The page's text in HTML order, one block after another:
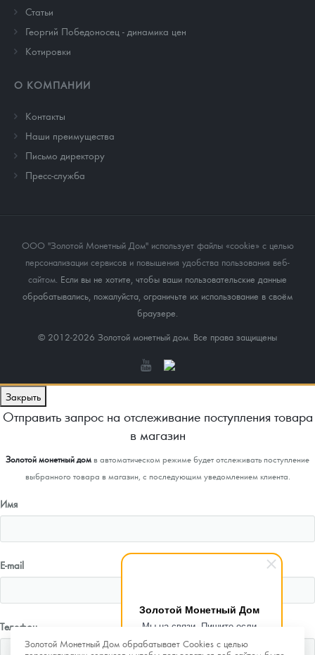
Золотой Монетный Дом
Мы на связи. Пишите если
возникнут любые вопросы.
Cтатьи
Георгий Победоносец - динамика цен
Котировки
О КОМПАНИИ
Контакты
Наши преимущества
Письмо директору
Пресс-служба
ООО "Золотой Монетный Дом" использует файлы «cookie» с целью
персонализации сервисов и повышения удобства пользования веб-
сайтом. Если вы не хотите, чтобы ваши пользовательские данные
обрабатывались, пожалуйста, ограничьте их использование в своём
браузере.
© 2012-2026 Золотой монетный дом. Все права защищены
Золотой Монетный Дом обрабатывает Cookies с целью
Закрыть
Отправить запрос на отслеживание поступления товара
в магазин
Золотой монетный домв автоматическом режиме будет отслеживать поступление
выбранного товара в магазин, с последующим уведомлением клиента.
Имя
E-mail
Телефон